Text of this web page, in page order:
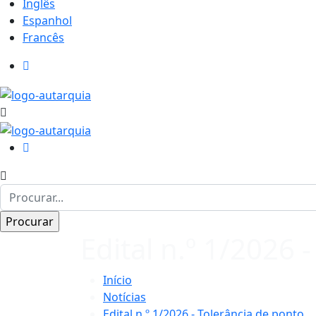
Inglês
Espanhol
Francês
Início
Notícias